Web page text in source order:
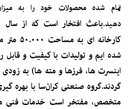
تمام شده محصولات خود را به
دهید.
کارخانه
شده ایم و تولیدات با کیفیت و قابل
اینسرت ها، فرزها و مته ها) به
گردند.گروه صنعتی کران‌سا با بهره
متخصص، مفتخر است خدمات فنی